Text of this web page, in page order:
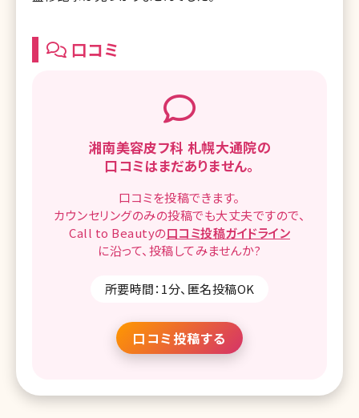
口コミ
湘南美容皮フ科 札幌大通院の
口コミはまだありません。
口コミを投稿できます。
カウンセリングのみの投稿でも大丈夫ですので、
Call to Beautyの口コミ投稿ガイドライン
に沿って、 投稿してみませんか?
所要時間：1分、匿名投稿OK
口コミ投稿する